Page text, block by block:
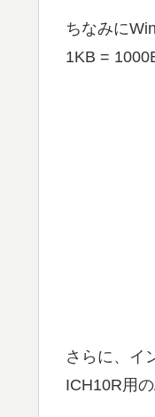
ちなみに
1KB =
さらに、イ
ICH10R用